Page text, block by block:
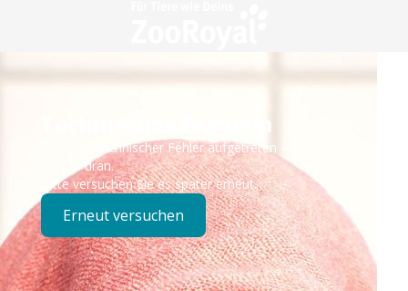
Technisches Problem
Es ist ein technischer Fehler aufgetreten – wir sind
bereits dran.
Bitte versuchen Sie es später erneut.
Erneut versuchen